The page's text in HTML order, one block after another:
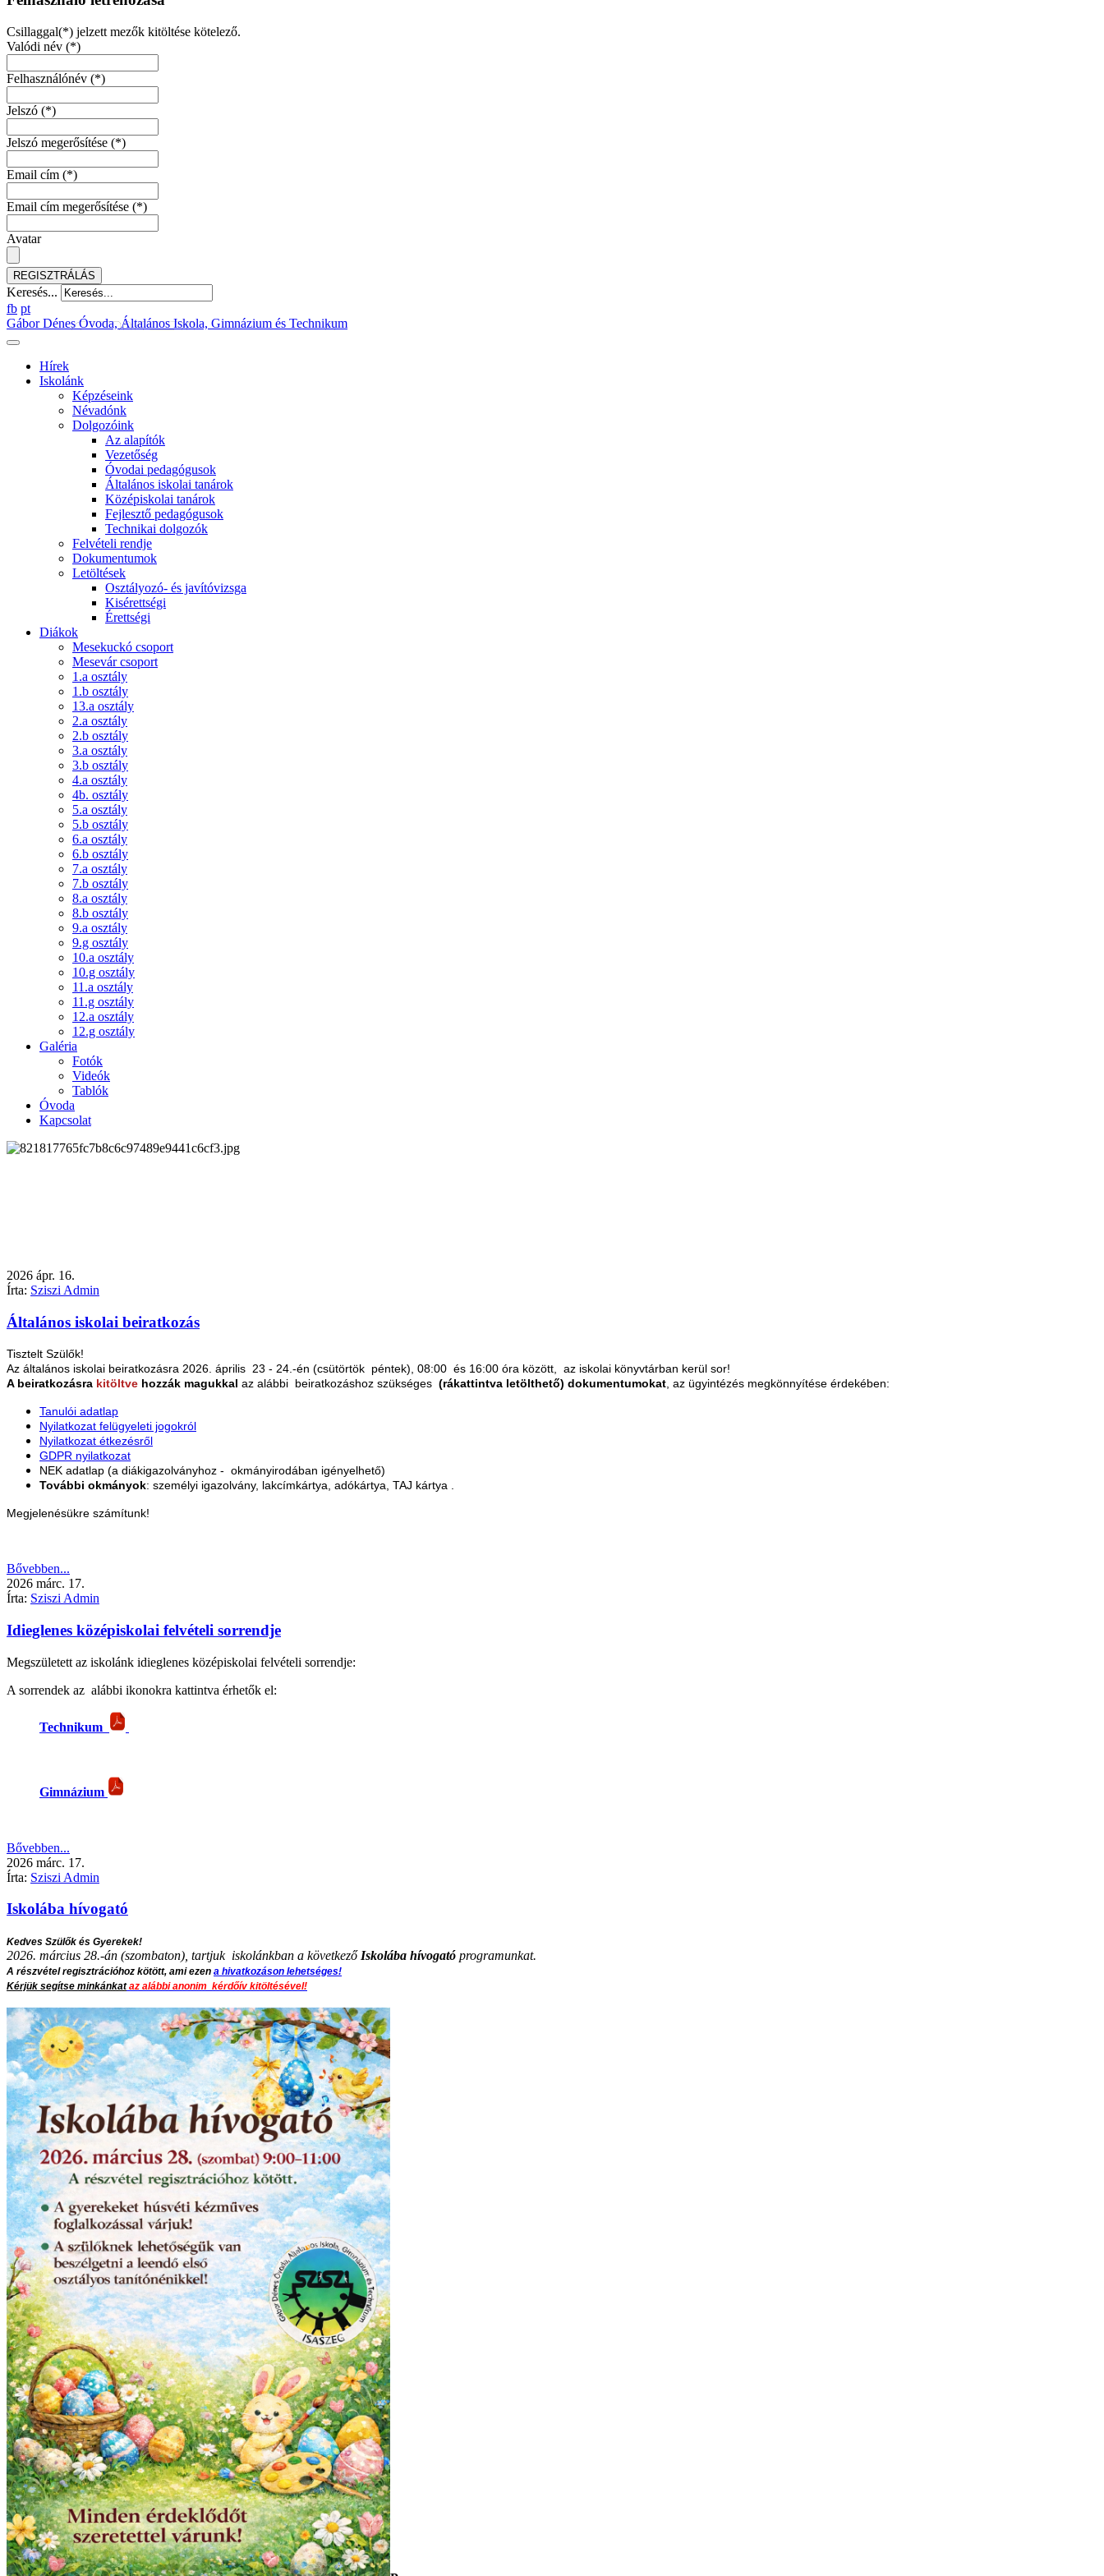
Csillaggal(*) jelzett mezők kitöltése kötelező.
Valódi név (*)
Felhasználónév (*)
Jelszó (*)
Jelszó megerősítése (*)
Email cím (*)
Email cím megerősítése (*)
Avatar
REGISZTRÁLÁS
Keresés...
fb pt
Gábor Dénes Óvoda, Általános Iskola, Gimnázium és Technikum
Hírek
Iskolánk
Képzéseink
Névadónk
Dolgozóink
Az alapítók
Vezetőség
Óvodai pedagógusok
Általános iskolai tanárok
Középiskolai tanárok
Fejlesztő pedagógusok
Technikai dolgozók
Felvételi rendje
Dokumentumok
Letöltések
Osztályozó- és javítóvizsga
Kisérettségi
Érettségi
Diákok
Mesekuckó csoport
Mesevár csoport
1.a osztály
1.b osztály
13.a osztály
2.a osztály
2.b osztály
3.a osztály
3.b osztály
4.a osztály
4b. osztály
5.a osztály
5.b osztály
6.a osztály
6.b osztály
7.a osztály
7.b osztály
8.a osztály
8.b osztály
9.a osztály
9.g osztály
10.a osztály
10.g osztály
11.a osztály
11.g osztály
12.a osztály
12.g osztály
Galéria
Fotók
Videók
Tablók
Óvoda
Kapcsolat
2026 ápr. 16.
Írta: Sziszi Admin
Általános iskolai beiratkozás
Tisztelt Szülők!
Az általános iskolai beiratkozásra 2026. április 23 - 24.-én (csütörtök péntek), 08:00 és 16:00 óra között, az iskolai könyvtárban kerül sor!
A beiratkozásra kitöltve hozzák magukkal az alábbi beiratkozáshoz szükséges (rákattintva letölthető) dokumentumokat, az ügyintézés megkönnyítése érdekében:
Tanulói adatlap
Nyilatkozat felügyeleti jogokról
Nyilatkozat étkezésről
GDPR nyilatkozat
NEK adatlap (a diákigazolványhoz - okmányirodában igényelhető)
További okmányok: személyi igazolvány, lakcímkártya, adókártya, TAJ kártya .
Megjelenésükre számítunk!
Bővebben...
2026 márc. 17.
Írta: Sziszi Admin
Idieglenes középiskolai felvételi sorrendje
Megszületett az iskolánk idieglenes középiskolai felvételi sorrendje:
A sorrendek az alábbi ikonokra kattintva érhetők el:
Technikum
Gimnázium
Bővebben...
2026 márc. 17.
Írta: Sziszi Admin
Iskolába hívogató
Kedves Szülők és Gyerekek!
2026. március 28.-án (szombaton), tartjuk iskolánkban a következőIskolába hívogató programunkat.
A részvétel regisztrációhoz kötött, ami ezen a hivatkozáson lehetséges!
Kérjük segítse minkánkataz alábbi anonim kérdőív kitöltésével!